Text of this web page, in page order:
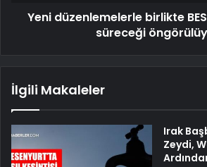
Yeni düzenlemelerle birlikte
süreceği
İlgili Makaleler
Irak
Zeydi,